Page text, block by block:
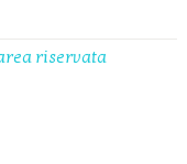
riservata